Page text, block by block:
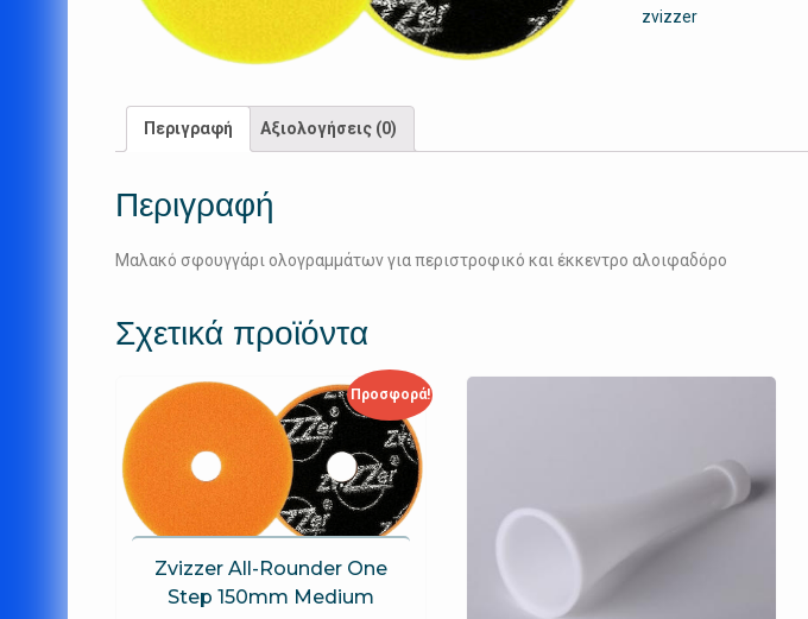
Cut
zvizzer
Περιγραφή Αξιολογήσεις (0)
Περιγραφή
Μαλακό σφουγγάρι ολογραμμάτων για περιστροφικό και έκκεντρο αλοιφαδόρο
Σχετικά προϊόντα
Προσφορά!
Zvizzer All-Rounder One
Step 150mm Medium